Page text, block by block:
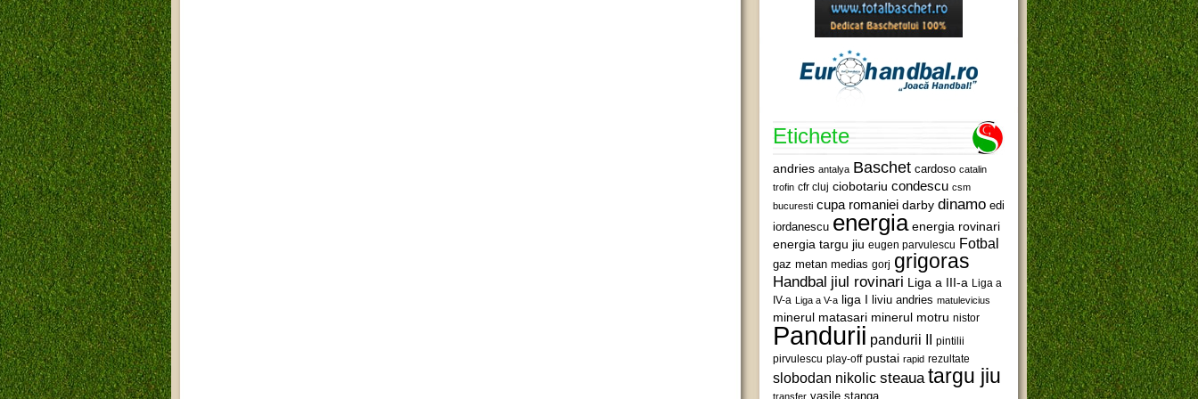
Etichete
andries antalya Baschet cardoso catalin
trofin cfr cluj ciobotariu condescu csm
bucuresti cupa romaniei darby dinamo edi
iordanescu energia energia rovinari
energia targu jiu eugen parvulescu Fotbal
gaz metan medias gorj grigoras
Handbal jiul rovinari Liga a III-a Liga a
IV-a Liga a V-a liga I liviu andries matulevicius
minerul matasari minerul motru nistor
Pandurii pandurii II pintilii
pirvulescu play-off pustai rapid rezultate
slobodan nikolic steaua targu jiu
transfer vasile stanga